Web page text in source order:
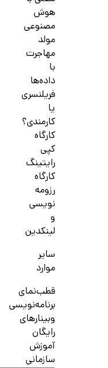
هوش
مصنوعی
مولد
مهاجرت
با
داده‌ها
فریلنسری
یا
کارمندی؟
کارگاه
کپی
رایتینگ
کارگاه
رزومه
نویسی
و
لینکدین
سایر
موارد
قطب‌نمای
برنامه‌نویسی
وبینارهای
رایگان
آموزش
سازمانی